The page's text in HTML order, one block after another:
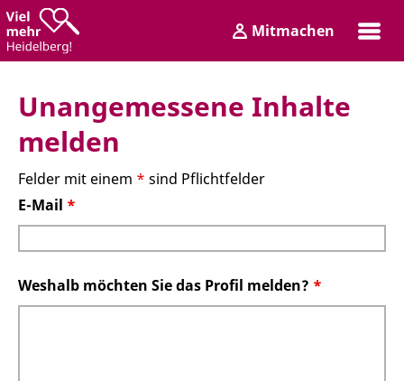
Zum
Inhalt
Zum
Hauptmenü
LoginMitmachen
Unangemessene Inhalte
melden
Felder mit einem * sind Pflichtfelder
E-Mail *
Weshalb möchten Sie das Profil melden? *